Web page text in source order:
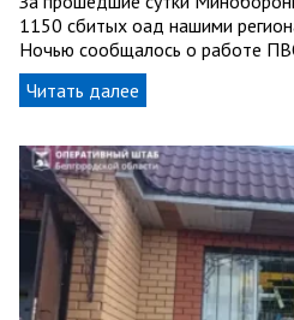
1150 сбитых оад нашими
Ночью сообщалось о работе
Читать далее